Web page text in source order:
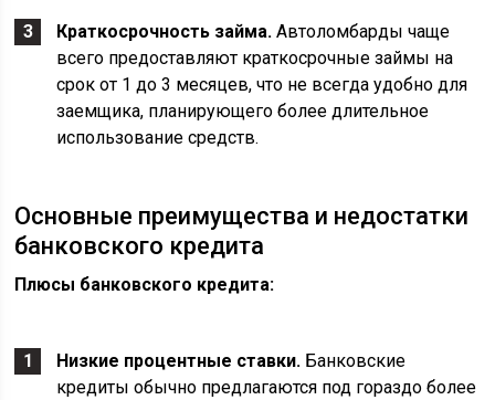
Краткосрочность займа. Автоломбарды чаще
всего предоставляют краткосрочные займы на
срок от 1 до 3 месяцев, что не всегда удобно для
заемщика, планирующего более длительное
использование средств.
Основные преимущества и недостатки
банковского кредита
Плюсы банковского кредита:
Низкие процентные ставки. Банковские
кредиты обычно предлагаются под гораздо более